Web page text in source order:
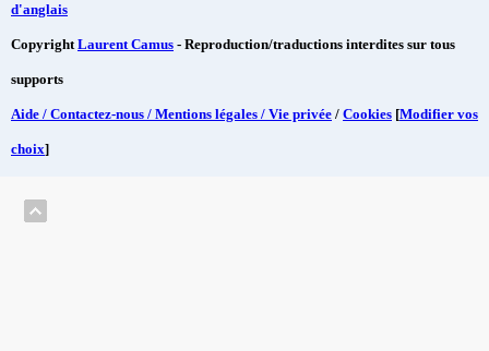
d'anglais
CopyrightLaurent Camus - Reproduction/traductions interdites sur tous
supports
Aide / Contactez-nous / Mentions légales / Vie privée / Cookies [Modifier vos
choix]